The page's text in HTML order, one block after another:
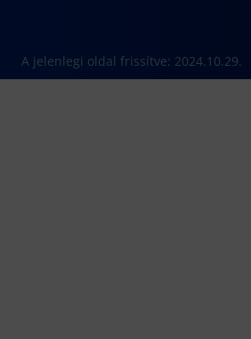
A jelenlegi oldal frissítve: 2024.10.29.